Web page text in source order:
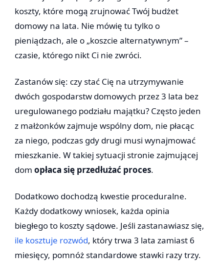
koszty, które mogą zrujnować Twój budżet
domowy na lata. Nie mówię tu tylko o
pieniądzach, ale o „koszcie alternatywnym” –
czasie, którego nikt Ci nie zwróci.
Zastanów się: czy stać Cię na utrzymywanie
dwóch gospodarstw domowych przez 3 lata bez
uregulowanego podziału majątku? Często jeden
z małżonków zajmuje wspólny dom, nie płacąc
za niego, podczas gdy drugi musi wynajmować
mieszkanie. W takiej sytuacji stronie zajmującej
dom opłaca się przedłużać proces.
Dodatkowo dochodzą kwestie proceduralne.
Każdy dodatkowy wniosek, każda opinia
biegłego to koszty sądowe. Jeśli zastanawiasz się,
ile kosztuje rozwód, który trwa 3 lata zamiast 6
miesięcy, pomnóż standardowe stawki razy trzy.